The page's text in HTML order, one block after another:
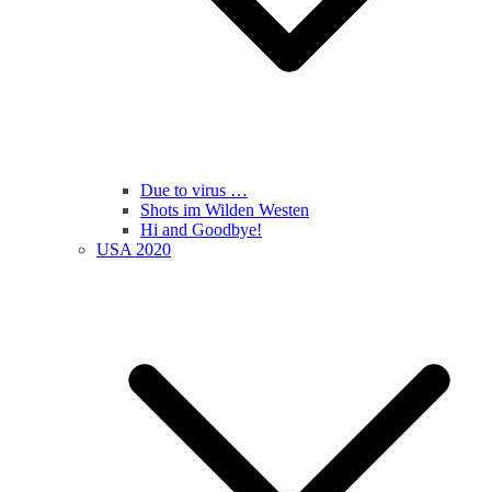
Due to virus …
Shots im Wilden Westen
Hi and Goodbye!
USA 2020